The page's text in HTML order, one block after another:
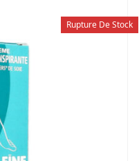
Rupture De Stock